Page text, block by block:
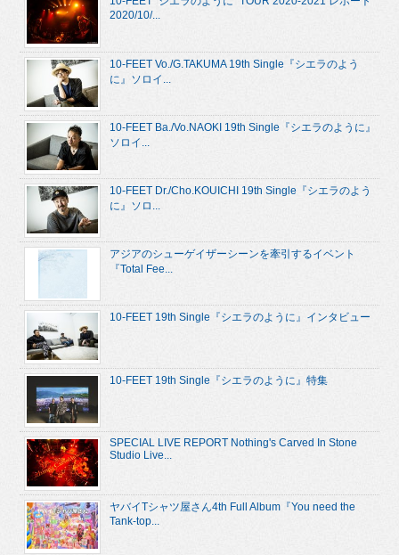
2020/10/...
10-FEET Vo./G.TAKUMA 19th Single『シエラのよう
に』ソロイ...
10-FEET Ba./Vo.NAOKI 19th Single『シエラのように』
ソロイ...
10-FEET Dr./Cho.KOUICHI 19th Single『シエラのよう
に』ソロ...
アジアのシューゲイザーシーンを牽引するイベント
『Total Fee...
10-FEET 19th Single『シエラのように』インタビュー
10-FEET 19th Single『シエラのように』特集
SPECIAL LIVE REPORT Nothing's Carved In Stone
Studio Live...
ヤバイTシャツ屋さん4th Full Album『You need the
Tank-top...